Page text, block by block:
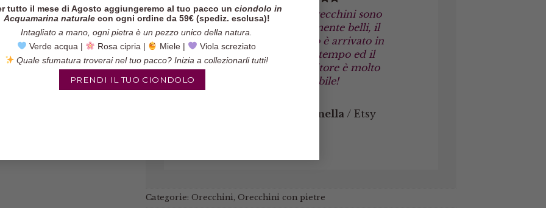
tutto il mese di Agosto aggiungeremo al tuo pacco un ciondolo in
Acquamarina naturalecon ogni ordine da 59€ (spediz. esclusa)!
Intagliato a mano, ogni pietra è un pezzo unico della natura.
Verde acqua |
Rosa cipria | Miele |
Viola screziato
Quale sfumatura troverai nel tuo pacco? Inizia a collezionarli tutti!
PRENDI IL TUO CIONDOLO
Gli orecchini sono
veramente belli, il
pacco è arrivato in
poco tempo ed il
venditore è molto
affidabile!
Marinella / Etsy
Categorie: Orecchini , Orecchini con pietre